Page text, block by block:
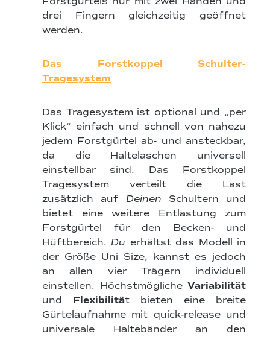
drei Fingern gleichzeitig geöffnet
werden.
Das Forstkoppel Schulter-
Tragesystem
Das Tragesystem ist optional und „per
Klick“ einfach und schnell von nahezu
jedem Forstgürtel ab- und ansteckbar,
da die Haltelaschen universell
einstellbar sind. Das Forstkoppel
Tragesystem verteilt die Last
zusätzlich auf Deinen Schultern und
bietet eine weitere Entlastung zum
Forstgürtel für den Becken- und
Hüftbereich. Du erhältst das Modell in
der Größe Uni Size, kannst es jedoch
an allen vier Trägern individuell
einstellen. Höchstmögliche Variabilität
und Flexibilität bieten eine breite
Gürtelaufnahme mit quick-release und
universale Haltebänder an den